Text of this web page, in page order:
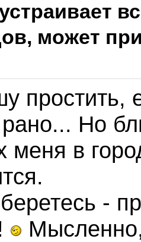
может
простить,
Но
меня в
-